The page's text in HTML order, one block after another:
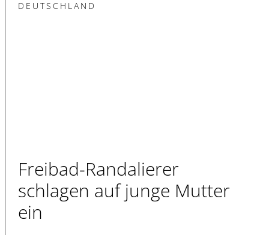
DEUTSCHLAND
Freibad-Randalierer
schlagen auf junge Mutter
ein